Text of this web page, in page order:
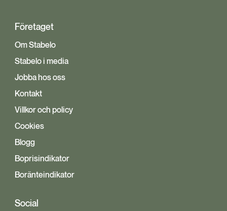
Företaget
Om Stabelo
Stabelo i media
Jobba hos oss
Kontakt
Villkor och policy
Cookies
Blogg
Boprisindikator
Boränteindikator
Social